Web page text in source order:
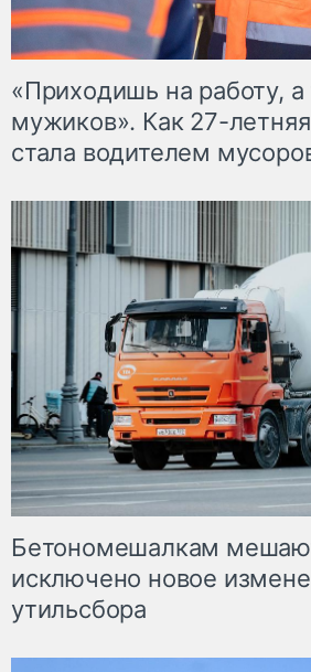
«Приходишь на работу, а
мужиков». Как 27-
стала водителем
Бетономешалкам
исключено новое
утильсбора